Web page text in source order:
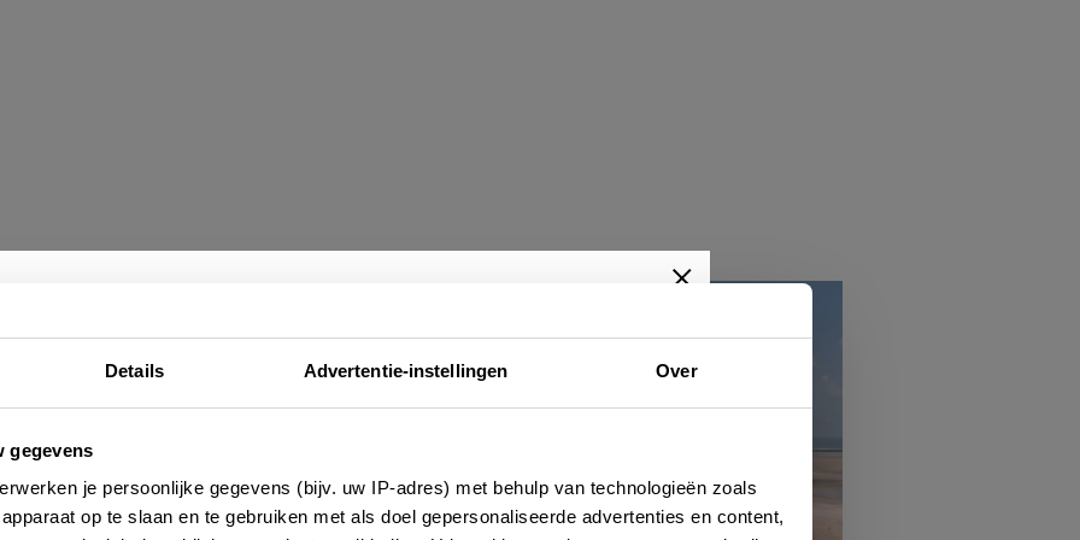
Details Advertentie-instellingen Over
gegevens
je persoonlijke gegevens (bijv. uw IP-adres) met behulp van technologieën zoals
op te slaan en te gebruiken met als doel gepersonaliseerde advertenties en content,
badplaatsen van Normandië. Met
op het strand en heerlijke visrestaurants. Zeker
Nieuwsbrief
adressen en inspirerende tips voor Frankrijk? Meld je dan
aan voor onze 2-wekelijkse nieuwsbrief. Zo gedaan!